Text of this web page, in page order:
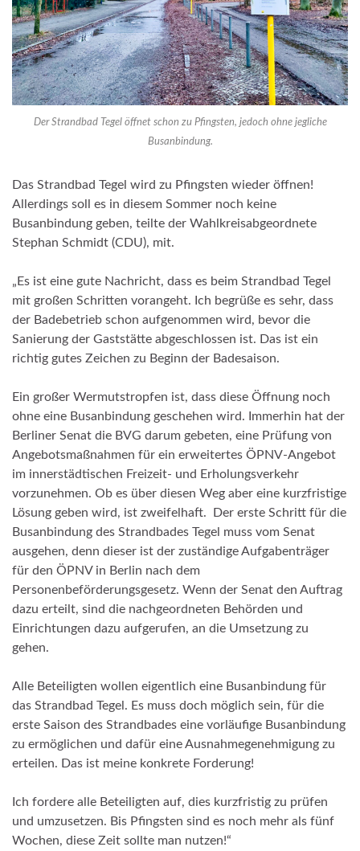
Der Strandbad Tegel öffnet schon zu Pfingsten, jedoch ohne jegliche
Busanbindung.
Das Strandbad Tegel wird zu Pfingsten wieder öffnen!
Allerdings soll es in diesem Sommer noch keine
Busanbindung geben, teilte der Wahlkreisabgeordnete
Stephan Schmidt (CDU), mit.
„Es ist eine gute Nachricht, dass es beim Strandbad Tegel
mit großen Schritten vorangeht. Ich begrüße es sehr, dass
der Badebetrieb schon aufgenommen wird, bevor die
Sanierung der Gaststätte abgeschlossen ist. Das ist ein
richtig gutes Zeichen zu Beginn der Badesaison.
Ein großer Wermutstropfen ist, dass diese Öffnung noch
ohne eine Busanbindung geschehen wird. Immerhin hat der
Berliner Senat die BVG darum gebeten, eine Prüfung von
Angebotsmaßnahmen für ein erweitertes ÖPNV-Angebot
im innerstädtischen Freizeit- und Erholungsverkehr
vorzunehmen. Ob es über diesen Weg aber eine kurzfristige
Lösung geben wird, ist zweifelhaft. Der erste Schritt für die
Busanbindung des Strandbades Tegel muss vom Senat
ausgehen, denn dieser ist der zuständige Aufgabenträger
für den ÖPNV in Berlin nach dem
Personenbeförderungsgesetz. Wenn der Senat den Auftrag
dazu erteilt, sind die nachgeordneten Behörden und
Einrichtungen dazu aufgerufen, an die Umsetzung zu
gehen.
Alle Beteiligten wollen eigentlich eine Busanbindung für
das Strandbad Tegel. Es muss doch möglich sein, für die
erste Saison des Strandbades eine vorläufige Busanbindung
zu ermöglichen und dafür eine Ausnahmegenehmigung zu
erteilen. Das ist meine konkrete Forderung!
Ich fordere alle Beteiligten auf, dies kurzfristig zu prüfen
und umzusetzen. Bis Pfingsten sind es noch mehr als fünf
Wochen, diese Zeit sollte man nutzen!“